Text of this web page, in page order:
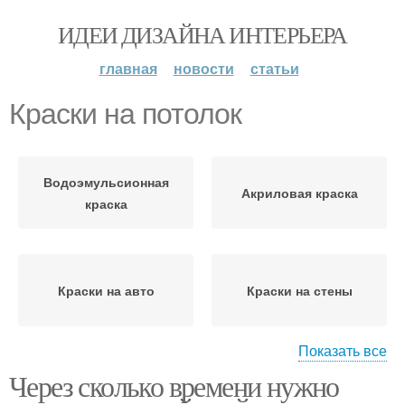
ИДЕИ ДИЗАЙНА ИНТЕРЬЕРА
главная новости статьи
Краски на потолок
Водоэмульсионная
краска
Акриловая краска
Краски на авто Краски на стены
Краска между слоями Стен по старой краске
Показать все
Через сколько времени нужно